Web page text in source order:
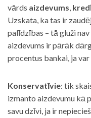
vārds aizdevums,
Uzskata, ka tas ir
palīdzības – tā gluži
aizdevums ir pārāk
procentus bankai, ja
Konservatīvie: tik
izmanto aizdevumu kā
savu dzīvi, ja ir